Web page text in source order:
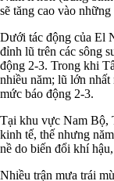
sẽ tăng cao vào
Dưới tác động của El
đỉnh lũ trên các sông
động 2-3. Trong khi
nhiều năm; lũ lớn
mức báo động 2-3.
Tại khu vực Nam Bộ,
kinh tế, thế nhưng
nề do biến đổi khí
Nhiều trận mưa trái